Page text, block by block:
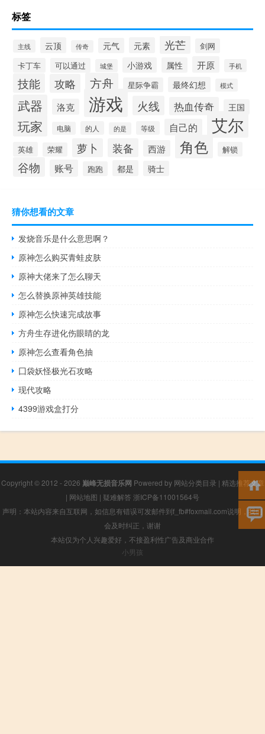
标签
主线 云顶 传奇 元气 元素 光芒
剑网
卡丁车
可以通过 城堡 小游戏 属性 开原 手机
技能 攻略 方舟 星际争霸 最终幻想 模式
武器 洛克 游戏 火线 热血传奇 王国
玩家 电脑 的人 的是 等级 自己的 艾尔
英雄 荣耀 萝卜 装备 西游 角色 解锁
谷物 账号 跑跑 都是 骑士
猜你想看的文章
发烧音乐是什么意思啊？
原神怎么购买青蛙皮肤
原神大佬来了怎么聊天
怎么替换原神英雄技能
原神怎么快速完成故事
方舟生存进化伤眼睛的龙
原神怎么查看角色抽
囗袋妖怪极光石攻略
现代攻略
4399游戏盒打分
Copyright © 2012 - 2026 巅峰无损音乐网 Powered by 网站分类目录 | 精选推荐文章
| 网站地图 | 疑难解答 浙ICP备11001564号
声明：本站内容来自互联网，如信息有错误可发邮件到f_fb#foxmail.com说明，我们
会及时纠正，谢谢
本站仅为个人兴趣爱好，不接盈利性广告及商业合作
小男孩